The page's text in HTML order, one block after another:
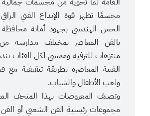
مجسمًا تظهر قوة الإبداع الفني
الحس الهندسي بجهود أمانة
بالفن المعاصر بمختلف مدارسه
منتزهات للترفيه وممشى لكل الفئات
الفنية المعاصرة بطريقة تثقيفية مع
ولعب الأطفال والشباب.
وتصنف المعروضات بهذا المتحف
مجموعات رئيسية الفن الشعبي أو الفن